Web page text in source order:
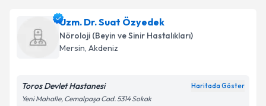
Takvim Talebini Gönder
Uzm. Dr. Uzay Ateşiçin randevu takvimi talebi
oluşturun. Size bu uzmandan randevu almanız için bir
takvim hazırlandığında e-posta ile bilgilendireceğiz.
Uzm. Dr. Suat Özyedek
Nöroloji (Beyin ve Sinir Hastalıkları)
Mersin, Akdeniz
Toros Devlet Hastanesi Haritada Göster
Yeni Mahalle, Cemalpaşa Cad. 5314 Sokak